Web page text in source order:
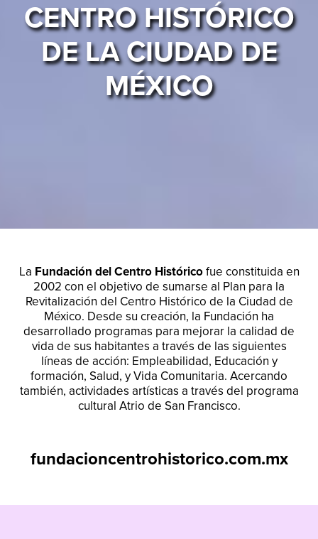
CENTRO HISTÓRICO
DE LA CIUDAD DE
MÉXICO
La Fundación del Centro Históricofue constituida en
2002 con el objetivo de sumarse al Plan para la
Revitalización del Centro Histórico de la Ciudad de
México. Desde su creación, la Fundación ha
desarrollado programas para mejorar la calidad de
vida de sus habitantes a través de las siguientes
líneas de acción: Empleabilidad, Educación y
formación, Salud, y Vida Comunitaria. Acercando
también, actividades artísticas a través del programa
cultural Atrio de San Francisco.
fundacioncentrohistorico.com.mx